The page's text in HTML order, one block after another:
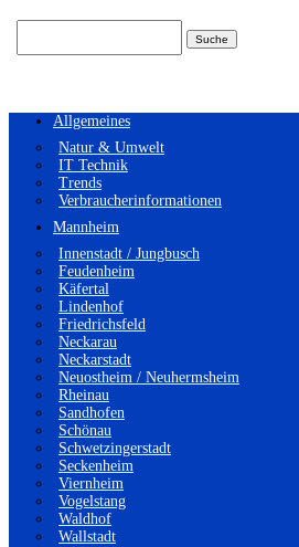
Allgemeines
Natur & Umwelt
IT Technik
Trends
Verbraucherinformationen
Mannheim
Innenstadt / Jungbusch
Feudenheim
Käfertal
Lindenhof
Friedrichsfeld
Neckarau
Neckarstadt
Neuostheim / Neuhermsheim
Rheinau
Sandhofen
Schönau
Schwetzingerstadt
Seckenheim
Viernheim
Vogelstang
Waldhof
Wallstadt